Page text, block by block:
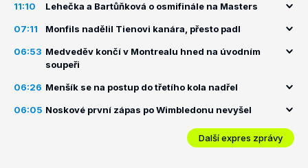
11:10 Lehečka a Bartůňková o osmifinále na Masters
07:11 Monfils nadělil Tienovi kanára, přesto padl
06:53 Medveděv končí v Montrealu hned na úvodním
soupeři
06:26 Menšík se na postup do třetího kola nadřel
06:05 Noskové první zápas po Wimbledonu nevyšel
Další expres zprávy